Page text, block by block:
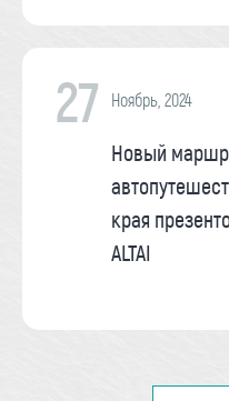
27 Ноябрь, 2024
Новый
края
ALTAI